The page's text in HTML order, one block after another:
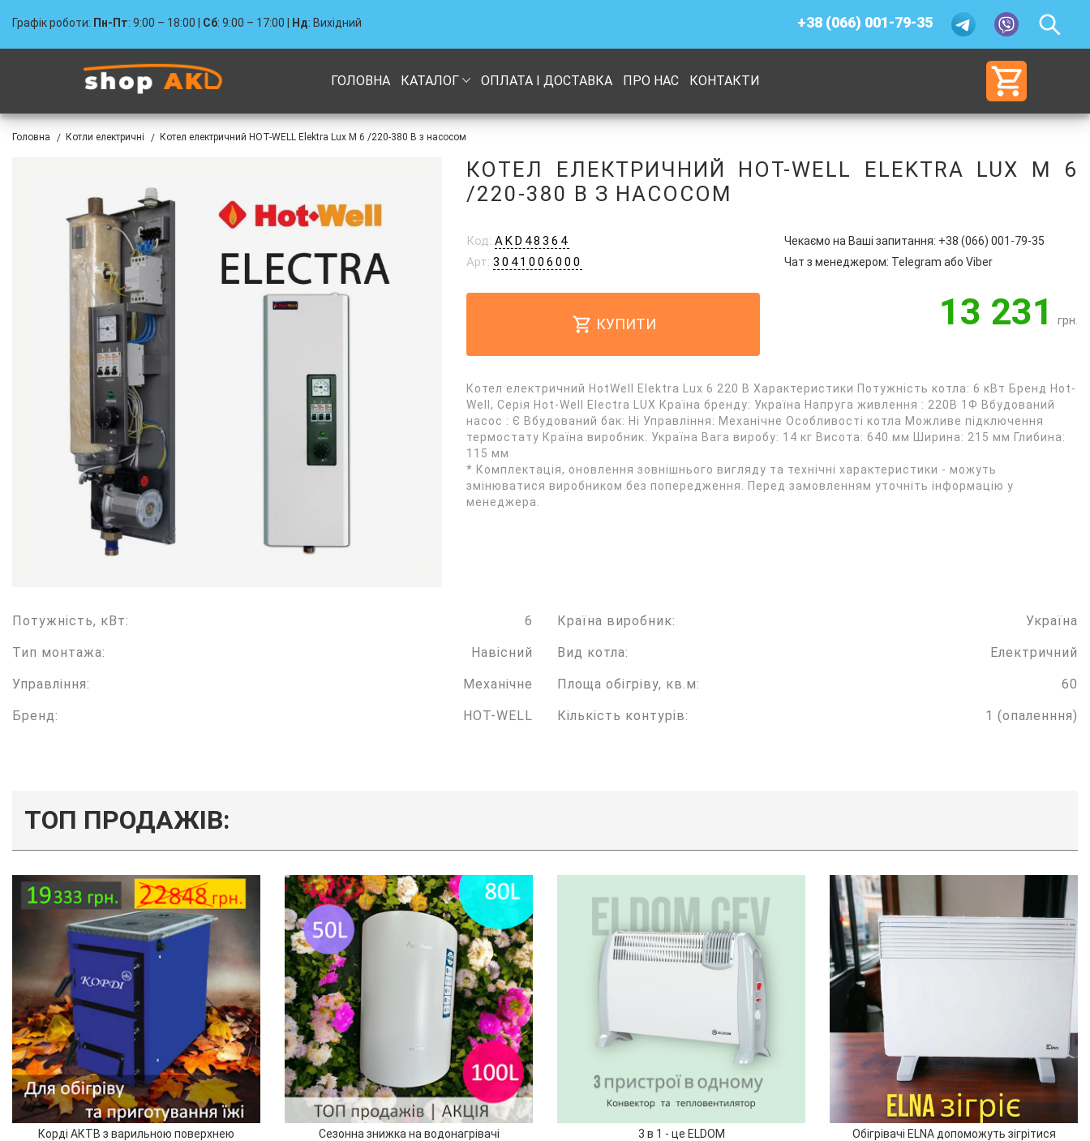
Графік роботи: Пн-Пт: 9:00 – 18:00 | Сб: 9:00 – 17:00 | Нд: Вихідний +38 (066) 001-79-35
ГОЛОВНА КАТАЛОГ ОПЛАТА І ДОСТАВКА ПРО НАС КОНТАКТИ
Головна / Котли електричні / Котел електричний HOT-WELL Elektra Lux M 6 /220-380 В з насосом
КОТЕЛ ЕЛЕКТРИЧНИЙ HOT-WELL ELEKTRA LUX M 6
/220-380 В З НАСОСОМ
Код: AKD48364
Арт: 3041006000
Чекаємо на Ваші запитання: +38 (066) 001-79-35
Чат з менеджером: Telegram або Viber
КУПИТИ 13 231 грн.
Котел електричний HotWell Elektra Lux 6 220 В Характеристики Потужність котла: 6 кВт Бренд Hot-
Well, Серія Hot-Well Electra LUX Країна бренду: Україна Напруга живлення : 220В 1Ф Вбудований
насос : Є Вбудований бак: Ні Управління: Механічне Особливості котла Можливе підключення
термостату Країна виробник: Україна Вага виробу: 14 кг Висота: 640 мм Ширина: 215 мм Глибина:
115 мм
* Комплектація, оновлення зовнішнього вигляду та технічні характеристики - можуть
змінюватися виробником без попередження. Перед замовленням уточніть інформацію у
менеджера.
Потужність, кВт: 6 Країна виробник: Україна
Тип монтажа: Навісний Вид котла: Електричний
Управління: Механічне Площа обiгрiву, кв.м: 60
Бренд: HOT-WELL Кількість контурів: 1 (опаленння)
ТОП ПРОДАЖІВ:
Корді АКТВ з варильною поверхнею Сезонна знижка на водонагрівачі 3 в 1 - це ELDOM Обігрівачі ELNA допоможуть зігрітися